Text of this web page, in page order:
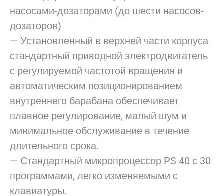
насосами-дозаторами (до шести насосов-
дозаторов)
— Установленный в верхней части корпуса
стандартный приводной электродвигатель
с регулируемой частотой вращения и
автоматическим позиционированием
внутреннего барабана обеспечивает
плавное регулирование, малый шум и
минимальное обслуживание в течение
длительного срока.
— Стандартный микропроцессор PS 40 с 30
программами, легко изменяемыми с
клавиатуры.